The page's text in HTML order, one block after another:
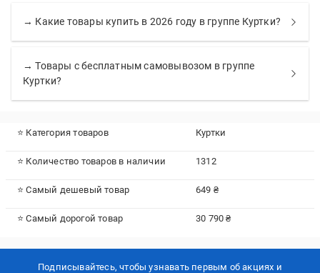
→ Какие товары купить в 2026 году в группе Куртки?
→ Товары с бесплатным самовывозом в группе
Куртки?
⭐ Категория товаров Куртки
⭐ Количество товаров в наличии 1312
⭐ Самый дешевый товар 649 ₴
⭐ Самый дорогой товар 30 790 ₴
Подписывайтесь, чтобы узнавать первым об акцияx и